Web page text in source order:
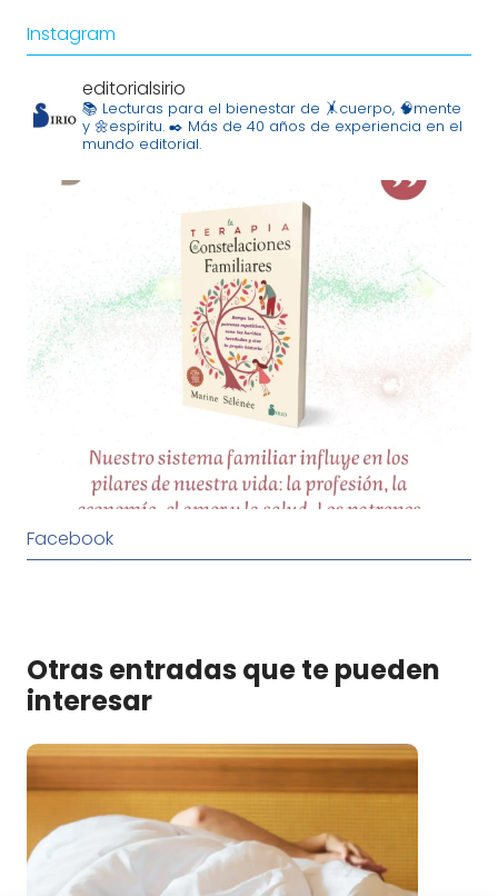
Instagram
editorialsirio
📚 Lecturas para el bienestar de 🤸cuerpo, 🧠mente
y 🌼espíritu. ✒️ Más de 40 años de experiencia en el
mundo editorial.
Facebook
Otras entradas que te pueden
interesar